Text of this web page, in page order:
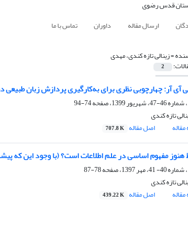
ارسال مقاله داوران تماس با ما
=زینالی تازه کندی، مهدی
2
آی آر: چهارچوبی نظری برای به‌کارگیری پردازش زبان طبیعی
74-94
تازه کندی
اصل مقاله 707.8 K
هنوز مفهوم اساسی در علم اطلاعات است؟ (با وجود این که
78-87
تازه کندی
اصل مقاله 439.22 K